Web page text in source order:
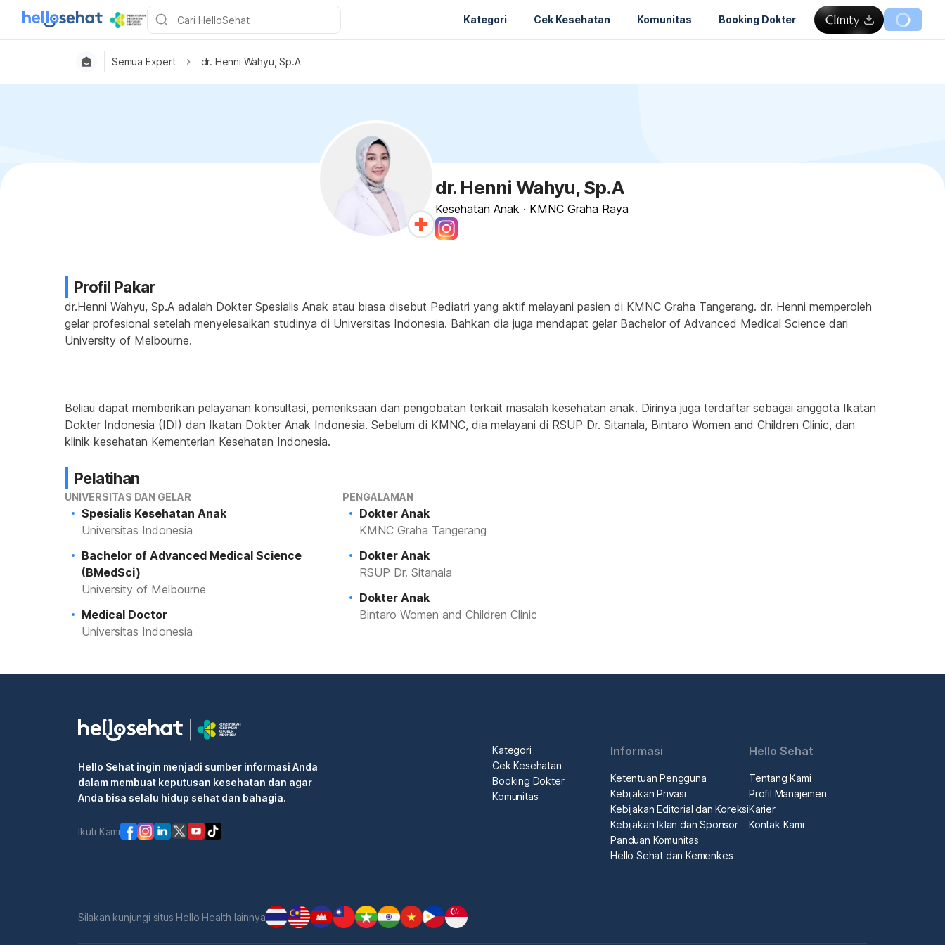
Kategori Cek Kesehatan Komunitas Booking Dokter
Semua Expert dr. Henni Wahyu, Sp.A
dr. Henni Wahyu, Sp.A
Kesehatan Anak · KMNC Graha Raya
Profil Pakar
dr.Henni Wahyu, Sp.A adalah Dokter Spesialis Anak atau biasa disebut Pediatri yang aktif melayani pasien di KMNC Graha Tangerang. dr. Henni memperoleh
gelar profesional setelah menyelesaikan studinya di Universitas Indonesia. Bahkan dia juga mendapat gelar Bachelor of Advanced Medical Science dari
University of Melbourne.
Beliau dapat memberikan pelayanan konsultasi, pemeriksaan dan pengobatan terkait masalah kesehatan anak. Dirinya juga terdaftar sebagai anggota Ikatan
Dokter Indonesia (IDI) dan Ikatan Dokter Anak Indonesia. Sebelum di KMNC, dia melayani di RSUP Dr. Sitanala, Bintaro Women and Children Clinic, dan
klinik kesehatan Kementerian Kesehatan Indonesia.
Pelatihan
UNIVERSITAS DAN GELAR
Spesialis Kesehatan Anak
Universitas Indonesia
Bachelor of Advanced Medical Science
(BMedSci)
University of Melbourne
Medical Doctor
Universitas Indonesia
PENGALAMAN
Dokter Anak
KMNC Graha Tangerang
Dokter Anak
RSUP Dr. Sitanala
Dokter Anak
Bintaro Women and Children Clinic
Hello Sehat ingin menjadi sumber informasi Anda
dalam membuat keputusan kesehatan dan agar
Anda bisa selalu hidup sehat dan bahagia.
Ikuti Kami
Kategori
Cek Kesehatan
Booking Dokter
Komunitas
Informasi
Ketentuan Pengguna
Kebijakan Privasi
Kebijakan Editorial dan Koreksi
Kebijakan Iklan dan Sponsor
Panduan Komunitas
Hello Sehat dan Kemenkes
Hello Sehat
Tentang Kami
Profil Manajemen
Karier
Kontak Kami
Silakan kunjungi situs Hello Health lainnya